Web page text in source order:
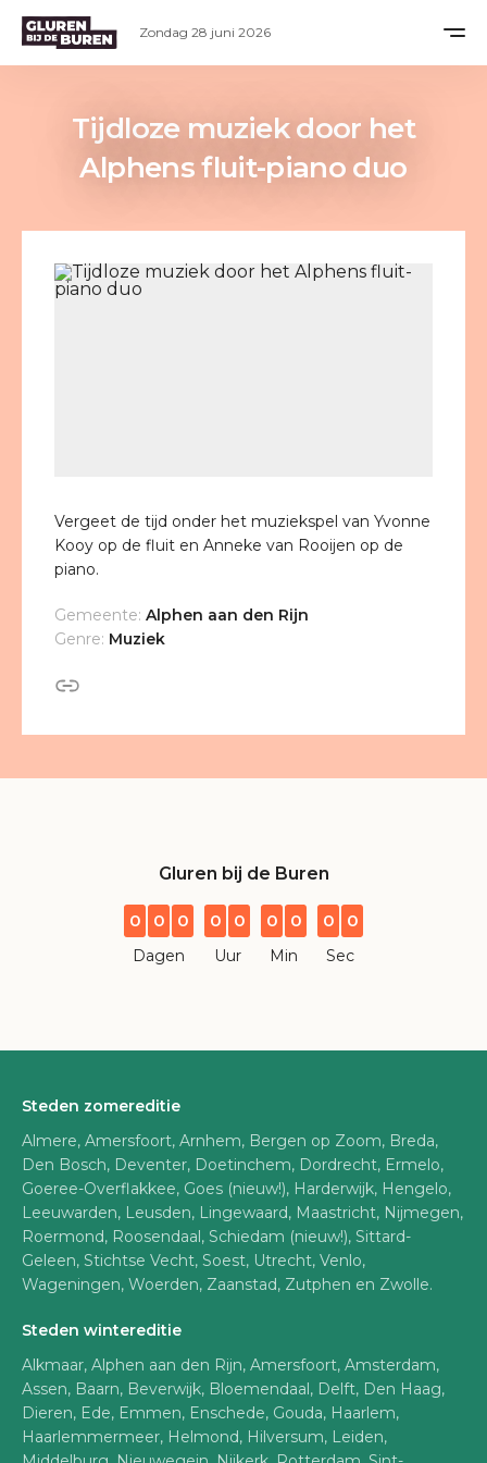
Tijdloze muziek door het
Alphens fluit-piano duo
Vergeet de tijd onder het muziekspel van Yvonne
Kooy op de fluit en Anneke van Rooijen op de
piano.
Gemeente: Alphen aan den Rijn
Genre: Muziek
Gluren bij de Buren
0 0 0
Dagen
0 0
Uur
0 0
Min
0 0
Sec
Steden zomereditie
Almere, Amersfoort, Arnhem, Bergen op Zoom, Breda,
Den Bosch, Deventer, Doetinchem, Dordrecht, Ermelo,
Goeree-Overflakkee, Goes (nieuw!), Harderwijk, Hengelo,
Leeuwarden, Leusden, Lingewaard, Maastricht, Nijmegen,
Roermond, Roosendaal, Schiedam (nieuw!), Sittard-
Geleen, Stichtse Vecht, Soest, Utrecht, Venlo,
Wageningen, Woerden, Zaanstad, Zutphen en Zwolle.
Steden wintereditie
Alkmaar, Alphen aan den Rijn, Amersfoort, Amsterdam,
Assen, Baarn, Beverwijk, Bloemendaal, Delft, Den Haag,
Dieren, Ede, Emmen, Enschede, Gouda, Haarlem,
Haarlemmermeer, Helmond, Hilversum, Leiden,
Zondag 28 juni 2026